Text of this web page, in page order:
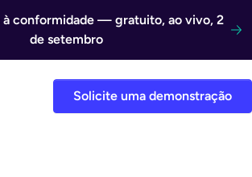
à conformidade — gratuito, ao vivo, 2
de setembro
Solicite uma demonstração